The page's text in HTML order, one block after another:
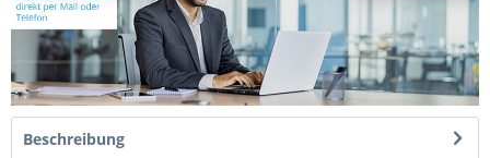
Beschreibung